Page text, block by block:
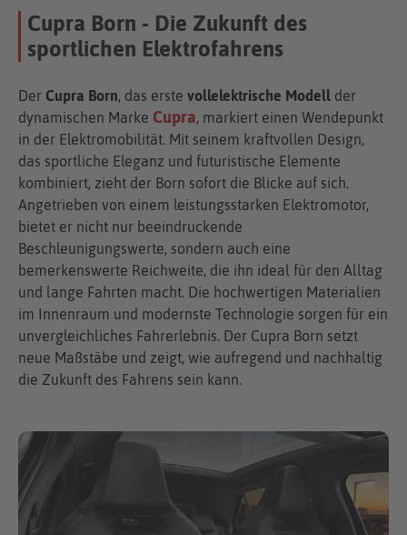
Cupra Born - Die Zukunft des
sportlichen Elektrofahrens
Der Cupra Born, das erste vollelektrische Modell der
dynamischen Marke Cupra, markiert einen Wendepunkt
in der Elektromobilität. Mit seinem kraftvollen Design,
das sportliche Eleganz und futuristische Elemente
kombiniert, zieht der Born sofort die Blicke auf sich.
Angetrieben von einem leistungsstarken Elektromotor,
bietet er nicht nur beeindruckende
Beschleunigungswerte, sondern auch eine
bemerkenswerte Reichweite, die ihn ideal für den Alltag
und lange Fahrten macht. Die hochwertigen Materialien
im Innenraum und modernste Technologie sorgen für ein
unvergleichliches Fahrerlebnis. Der Cupra Born setzt
neue Maßstäbe und zeigt, wie aufregend und nachhaltig
die Zukunft des Fahrens sein kann.